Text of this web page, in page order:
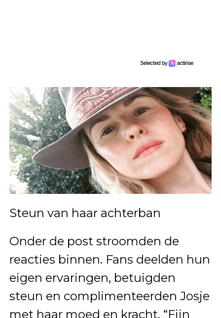
Steun van haar achterban
Onder de post stroomden de
reacties binnen. Fans deelden hun
eigen ervaringen, betuigden
steun en complimenteerden Josje
met haar moed en kracht. “Fijn